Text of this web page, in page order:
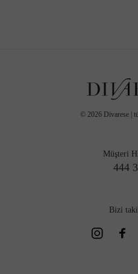
© 2026 Divarese |
Müşteri
444
Bizi